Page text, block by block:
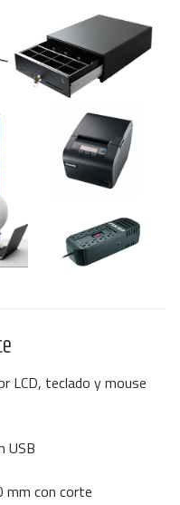
LCD, teclado y mouse
USB
mm con corte